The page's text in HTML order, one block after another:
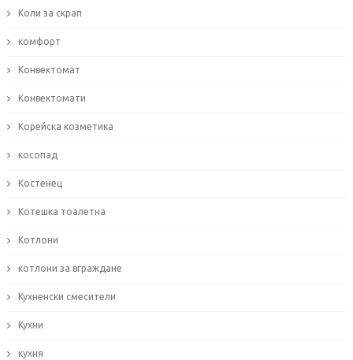
Коли за скрап
комфорт
Конвектомат
Конвектомати
Корейска козметика
косопад
Костенец
Котешка тоалетна
Котлони
котлони за вграждане
Кухненски смесители
Кухни
кухня